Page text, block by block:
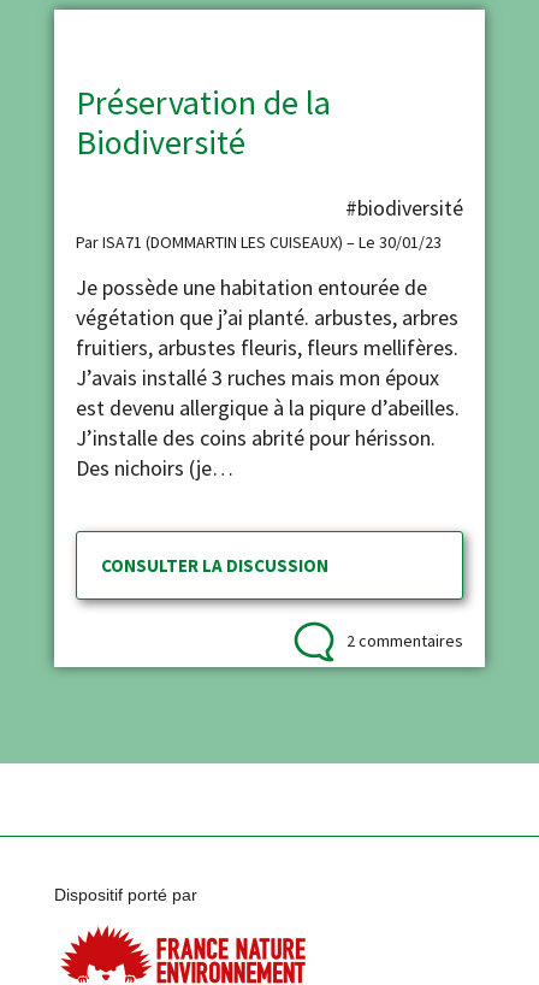
Préservation de la
Biodiversité
#biodiversité
Par ISA71 (DOMMARTIN LES CUISEAUX) – Le 30/01/23
Je possède une habitation entourée de
végétation que j’ai planté. arbustes, arbres
fruitiers, arbustes fleuris, fleurs mellifères.
J’avais installé 3 ruches mais mon époux
est devenu allergique à la piqure d’abeilles.
J’installe des coins abrité pour hérisson.
Des nichoirs (je…
CONSULTER LA DISCUSSION
2 commentaires
Dispositif porté par